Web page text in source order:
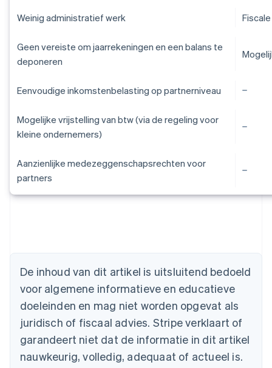
Weinig administratief werk
Geen vereiste om jaarrekeningen en een balans te
deponeren
Eenvoudige inkomstenbelasting op partnerniveau
Mogelijke vrijstelling van btw (via de regeling voor
kleine ondernemers)
Aanzienlijke medezeggenschapsrechten voor
partners
De inhoud van dit artikel is uitsluitend bedoeld
voor algemene informatieve en educatieve
doeleinden en mag niet worden opgevat als
juridisch of fiscaal advies. Stripe verklaart of
garandeert niet dat de informatie in dit artikel
nauwkeurig, volledig, adequaat of actueel is.
België
Brazilië
PortuguêsEnglish
Bulgarije
English
Canada
English Français
Cyprus
English